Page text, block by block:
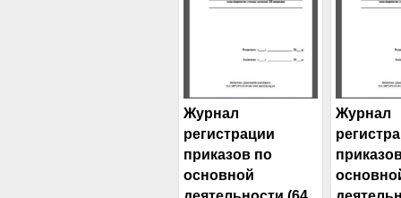
Журнал
регистрации
приказов по
основной
Журнал